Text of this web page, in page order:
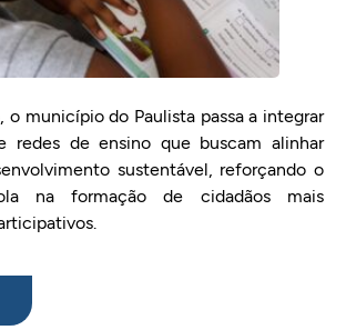
o município do Paulista passa a integrar
redes de ensino que buscam alinhar
sustentável, reforçando o
na formação de cidadãos mais